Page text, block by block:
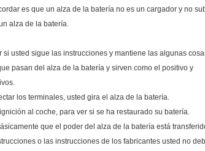
es que un alza de la batería no es un cargador y no
alza de la batería.
si usted sigue las instrucciones y mantiene las algunas
pasan del alza de la batería y sirven como el positivo y
los terminales, usted gira el alza de la batería.
al coche, para ver si se ha restaurado su batería.
que el poder del alza de la batería está
o las instrucciones de los fabricantes usted no